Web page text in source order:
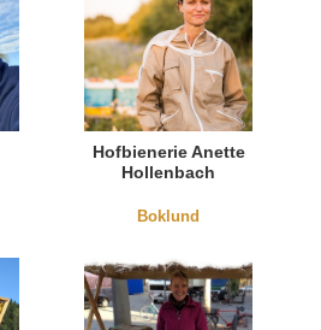
Hofbienerie Anette
Hollenbach
Boklund